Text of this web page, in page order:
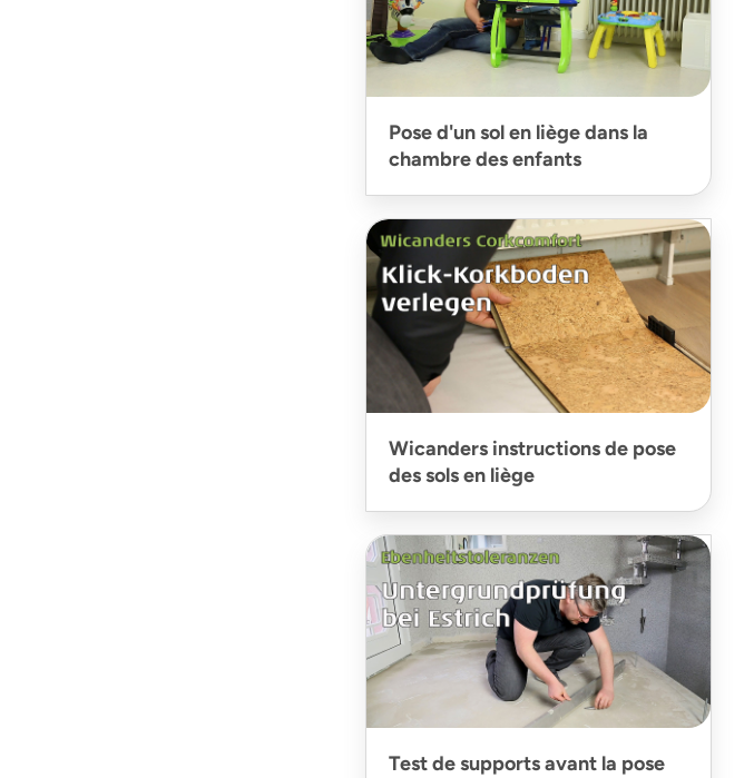
Pose d'un sol en liège dans la
chambre des enfants
Wicanders instructions de pose
des sols en liège
Test de supports avant la pose